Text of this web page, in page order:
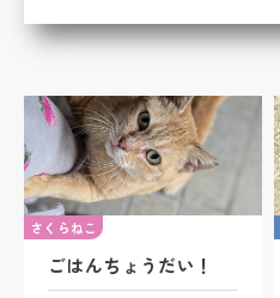
さくらねこ
ごはんちょうだい！